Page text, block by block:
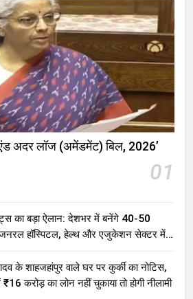
अदर लॉज (अमेंडमेंट) बिल, 2026’
01
का बड़ा ऐलान: देशभर में बनेंगे 40-50
जनरल हॉस्पिटल, हेल्थ और एजुकेशन सेक्टर में
के शाहजहांपुर वाले घर पर कुर्की का नोटिस,
करोड़ का लोन नहीं चुकाया तो होगी नीलामी